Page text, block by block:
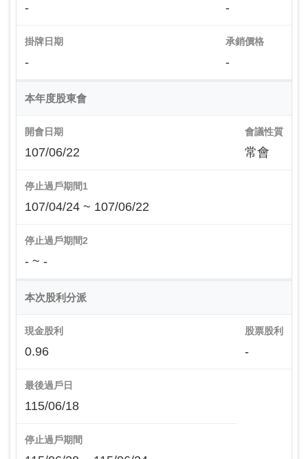
- -
掛牌日期
-
承銷價格
-
本年度股東會
開會日期
107/06/22
會議性質
常會
停止過戶期間1
107/04/24 ~ 107/06/22
停止過戶期間2
- ~ -
本次股利分派
現金股利
0.96
股票股利
-
最後過戶日
115/06/18
停止過戶期間